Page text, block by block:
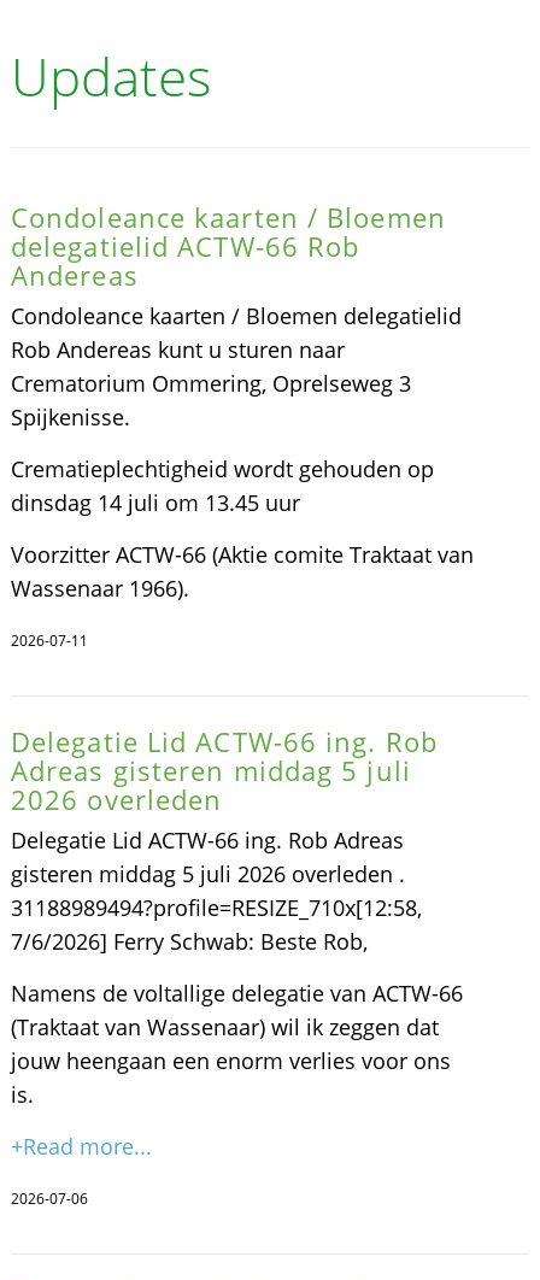
Updates
Condoleance kaarten / Bloemen
delegatielid ACTW-66 Rob
Andereas
Condoleance kaarten / Bloemen delegatielid
Rob Andereas kunt u sturen naar
Crematorium Ommering, Oprelseweg 3
Spijkenisse.
Crematieplechtigheid wordt gehouden op
dinsdag 14 juli om 13.45 uur
Voorzitter ACTW-66 (Aktie comite Traktaat van
Wassenaar 1966).
2026-07-11
Delegatie Lid ACTW-66 ing. Rob
Adreas gisteren middag 5 juli
2026 overleden
Delegatie Lid ACTW-66 ing. Rob Adreas
gisteren middag 5 juli 2026 overleden .
31188989494?profile=RESIZE_710x[12:58,
7/6/2026] Ferry Schwab: Beste Rob,
Namens de voltallige delegatie van ACTW-66
(Traktaat van Wassenaar) wil ik zeggen dat
jouw heengaan een enorm verlies voor ons
is.
+Read more...
2026-07-06